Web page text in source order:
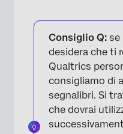
Consiglio Q: se
desidera che ti
Qualtrics
consigliamo di
segnalibri. Si
che dovrai